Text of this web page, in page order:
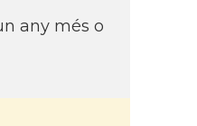
any més o